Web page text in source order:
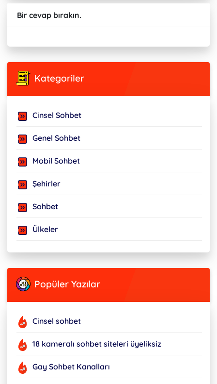
Bir cevap bırakın.
Kategoriler
Cinsel Sohbet
Genel Sohbet
Mobil Sohbet
Şehirler
Sohbet
Ülkeler
Popüler Yazılar
Cinsel sohbet
18 kameralı sohbet siteleri üyeliksiz
Gay Sohbet Kanalları